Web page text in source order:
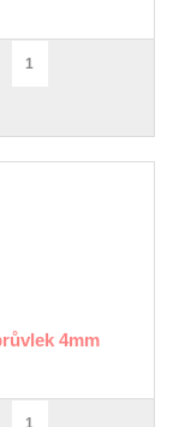
4mm